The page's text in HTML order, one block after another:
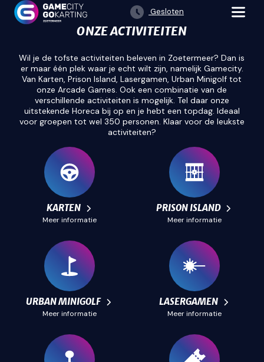
Gesloten
ONZE ACTIVITEITEN
Wil je de tofste activiteiten beleven in Zoetermeer? Dan is
er maar één plek waar je echt wilt zijn, namelijk Gamecity.
Van Karten, Prison Island, Lasergamen, Urban Minigolf tot
onze Arcade Games. Ook een combinatie van de
verschillende activiteiten is mogelijk. Tel daar onze
uitstekende Horeca bij op en je hebt een topdag. Ideaal
voor groepen tot wel 350 personen. Klaar voor de leukste
activiteiten?
KARTEN
Meer informatie
PRISON ISLAND
Meer informatie
URBAN MINIGOLF
Meer informatie
LASERGAMEN
Meer informatie